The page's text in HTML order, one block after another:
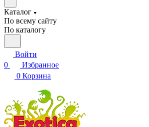
Каталог
По всему сайту
По каталогу
Войти
0
Избранное
0 Корзина